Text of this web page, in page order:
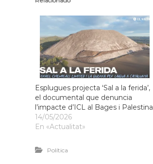
e
L
l
o
b
r
e
g
r
m
a
c
i
ó
Esplugues projecta ‘Sal a la ferida’,
el documental que denuncia
l’impacte d’ICL al Bages i Palestina
14/05/2026
En «Actualitat»
Política